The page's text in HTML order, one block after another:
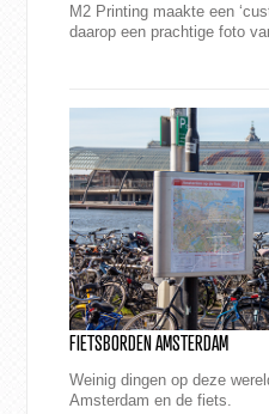
M2 Printing maakte een
daarop een prachtige foto
FIETSBORDEN AMSTERDAM
Weinig dingen op deze
Amsterdam en de fiets.